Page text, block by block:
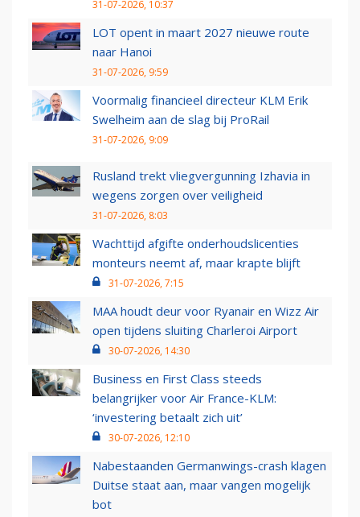
31-07-2026, 10:37
LOT opent in maart 2027 nieuwe route
naar Hanoi
31-07-2026, 9:59
Voormalig financieel directeur KLM Erik
Swelheim aan de slag bij ProRail
31-07-2026, 9:09
Rusland trekt vliegvergunning Izhavia in
wegens zorgen over veiligheid
31-07-2026, 8:03
Wachttijd afgifte onderhoudslicenties
monteurs neemt af, maar krapte blijft
31-07-2026, 7:15
MAA houdt deur voor Ryanair en Wizz Air
open tijdens sluiting Charleroi Airport
30-07-2026, 14:30
Business en First Class steeds
belangrijker voor Air France-KLM:
‘investering betaalt zich uit’
30-07-2026, 12:10
Nabestaanden Germanwings-crash klagen
Duitse staat aan, maar vangen mogelijk
bot